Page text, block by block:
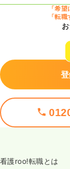
「希
「転
看護roo!転職とは